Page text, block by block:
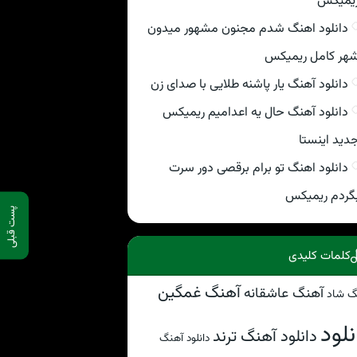
پست قبلی
دانلود اهنگ شدم مجنون مشهور میدون
کامل ریمیکس
دانلود آهنگ یار پاشنه طلایی با صدای زن
دانلود آهنگ حال یه اعدامیم ریمیکس
اینستا
دانلود اهنگ تو برام برقصی دور سرت
ریمیکس
کلمات کلیدی
شادآهنگ عاشقانهآهنگ غمگین
دانلود آهنگ ترند دانلود آهنگ